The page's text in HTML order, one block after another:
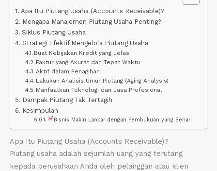
Apa Itu Piutang Usaha (Accounts Receivable)?
Mengapa Manajemen Piutang Usaha Penting?
Siklus Piutang Usaha
Strategi Efektif Mengelola Piutang Usaha
Buat Kebijakan Kredit yang Jelas
Faktur yang Akurat dan Tepat Waktu
Aktif dalam Penagihan
Lakukan Analisis Umur Piutang (Aging Analysis)
Manfaatkan Teknologi dan Jasa Profesional
Dampak Piutang Tak Tertagih
Kesimpulan
Bisnis Makin Lancar dengan Pembukuan yang Benar!
Apa Itu Piutang Usaha (Accounts Receivable)?
Piutang usaha adalah sejumlah uang yang terutang
kepada perusahaan Anda oleh pelanggan atau klien